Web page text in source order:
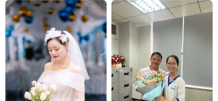
Hoa chia buồn Miền ký ức
Công ty TNHH Hoa Tươi FLOWERSIGHT –
Shop
hoa tươiTP.HCM